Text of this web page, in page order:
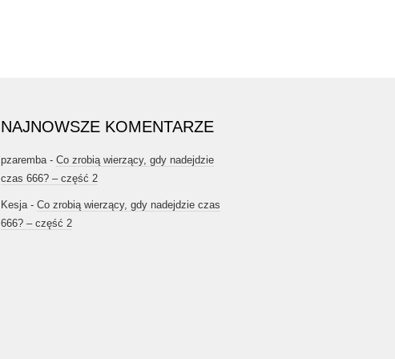
NAJNOWSZE KOMENTARZE
pzaremba- Co zrobią wierzący, gdy nadejdzie
czas 666? – część 2
Kesja- Co zrobią wierzący, gdy nadejdzie czas
666? – część 2